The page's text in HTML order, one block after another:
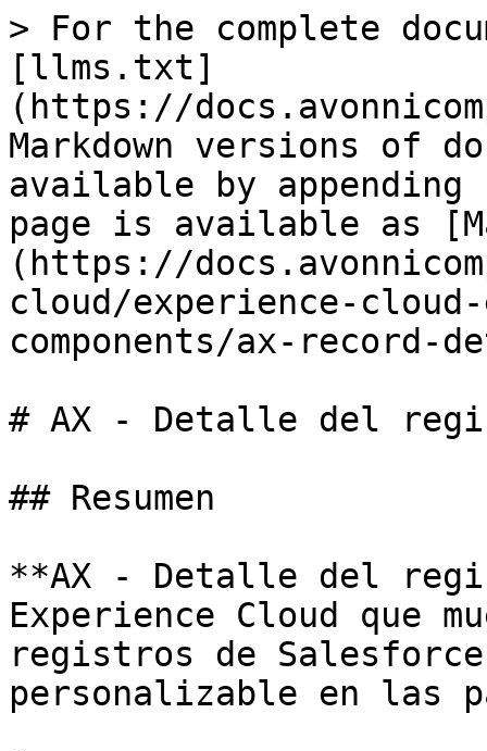
> For the complete
[llms.txt]
(https://
Markdown versions of
available by
page is available as
(https://
cloud/experience-
components/ax-record-
# AX - Detalle del
## Resumen
**AX - Detalle del
Experience Cloud que
registros de
personalizable en las